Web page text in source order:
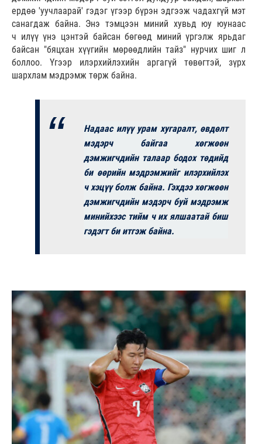
ердөө 'уучлаарай' гэдэг үгээр бүрэн эдгээж чадахгүй мэт
санагдаж байна. Энэ тэмцээн миний хувьд юу юунаас
ч илүү үнэ цэнтэй байсан бөгөөд миний үргэлж ярьдаг
байсан "бяцхан хүүгийн мөрөөдлийн тайз" нурчих шиг л
боллоо. Үгээр илэрхийлэхийн аргагүй төвөгтэй, зүрх
шархлам мэдрэмж төрж байна.
Надаас илүү урам хугаралт, өвдөлт
мэдэрч байгаа хөгжөөн
дэмжигчдийн талаар бодох төдийд
би өөрийн мэдрэмжийг илэрхийлэх
ч хэцүү болж байна. Гэхдээ хөгжөөн
дэмжигчдийн мэдэрч буй мэдрэмж
минийхээс тийм ч их ялшаатай биш
гэдэгт би итгэж байна.